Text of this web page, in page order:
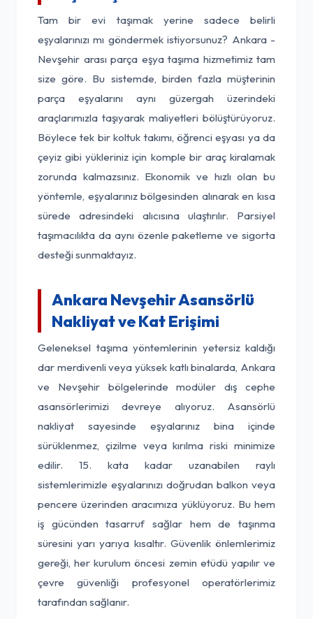
Tam bir evi taşımak yerine sadece belirli
eşyalarınızı mı göndermek istiyorsunuz? Ankara -
Nevşehir arası parça eşya taşıma hizmetimiz tam
size göre. Bu sistemde, birden fazla müşterinin
parça eşyalarını aynı güzergah üzerindeki
araçlarımızla taşıyarak maliyetleri bölüştürüyoruz.
Böylece tek bir koltuk takımı, öğrenci eşyası ya da
çeyiz gibi yükleriniz için komple bir araç kiralamak
zorunda kalmazsınız. Ekonomik ve hızlı olan bu
yöntemle, eşyalarınız bölgesinden alınarak en kısa
sürede adresindeki alıcısına ulaştırılır. Parsiyel
taşımacılıkta da aynı özenle paketleme ve sigorta
desteği sunmaktayız.
Ankara Nevşehir Asansörlü
Nakliyat ve Kat Erişimi
Geleneksel taşıma yöntemlerinin yetersiz kaldığı
dar merdivenli veya yüksek katlı binalarda, Ankara
ve Nevşehir bölgelerinde modüler dış cephe
asansörlerimizi devreye alıyoruz. Asansörlü
nakliyat sayesinde eşyalarınız bina içinde
sürüklenmez, çizilme veya kırılma riski minimize
edilir. 15. kata kadar uzanabilen raylı
sistemlerimizle eşyalarınızı doğrudan balkon veya
pencere üzerinden aracımıza yüklüyoruz. Bu hem
iş gücünden tasarruf sağlar hem de taşınma
süresini yarı yarıya kısaltır. Güvenlik önlemlerimiz
gereği, her kurulum öncesi zemin etüdü yapılır ve
çevre güvenliği profesyonel operatörlerimiz
tarafından sağlanır.